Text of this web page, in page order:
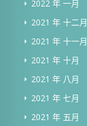
2022 年 一月
2021 年 十二月
2021 年 十一月
2021 年 十月
2021 年 八月
2021 年 七月
2021 年 五月